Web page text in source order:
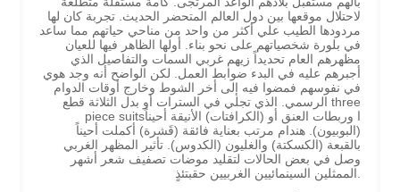
لاحتلال موقعها بين دول العالم المتحضر الحديث. تجربة كان لها
مردودها الطيب علي أكثر من واحد من مناحي حياتهم مما ساعد
في بلورة شخصياتهم على نحو بناء. أولها الظاهر فيها للعيان
مظهرهم العام تحديداً زيهم غربي السمات والتفاصيل الذي
أجبرهم عليه في البدء ضوابط العمل. لكن الواضح أنه وجد هوي
في نفوسهم فمضوا فيه إلى أخر الشوط وخارج أوقات الدوام
الرسمي. الذي تجلي في السترات أو بدل الثلاثة قطع three
piece suitsا وربطات العنق أو (الكرافتات) الأنيقة أحيناً
(البوبيون). هندام مرتب بعناية فائقة (قَشرة) أكملت أحيناً
بالقبعة (الكسكتة) والغليون (الكدوس). تأثير المظهر الغربي
وصل في بعض الحالات لتقليد موضات تصفيف شعر أشهر
الممثلين السينمائيين الغربيين حقبتئذٍ.